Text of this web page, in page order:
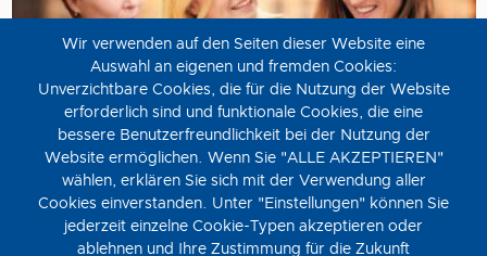
Drei Freundinnen
Freitag, 14. August
Als Joan beschliesst, Victor zu verlassen, und dieser
verschwindet, wird das Leben von drei Freundinnen auf
Wir verwenden auf den Seiten dieser Website eine
Auswahl an eigenen und fremden Cookies:
Unverzichtbare Cookies, die für die Nutzung der Website
erforderlich sind und funktionale Cookies, die eine
bessere Benutzerfreundlichkeit bei der Nutzung der
Website ermöglichen. Wenn Sie "ALLE AKZEPTIEREN"
wählen, erklären Sie sich mit der Verwendung aller
Cookies einverstanden. Unter "Einstellungen" können Sie
jederzeit einzelne Cookie-Typen akzeptieren oder
ablehnen und Ihre Zustimmung für die Zukunft